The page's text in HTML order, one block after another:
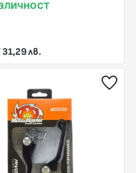
лв.